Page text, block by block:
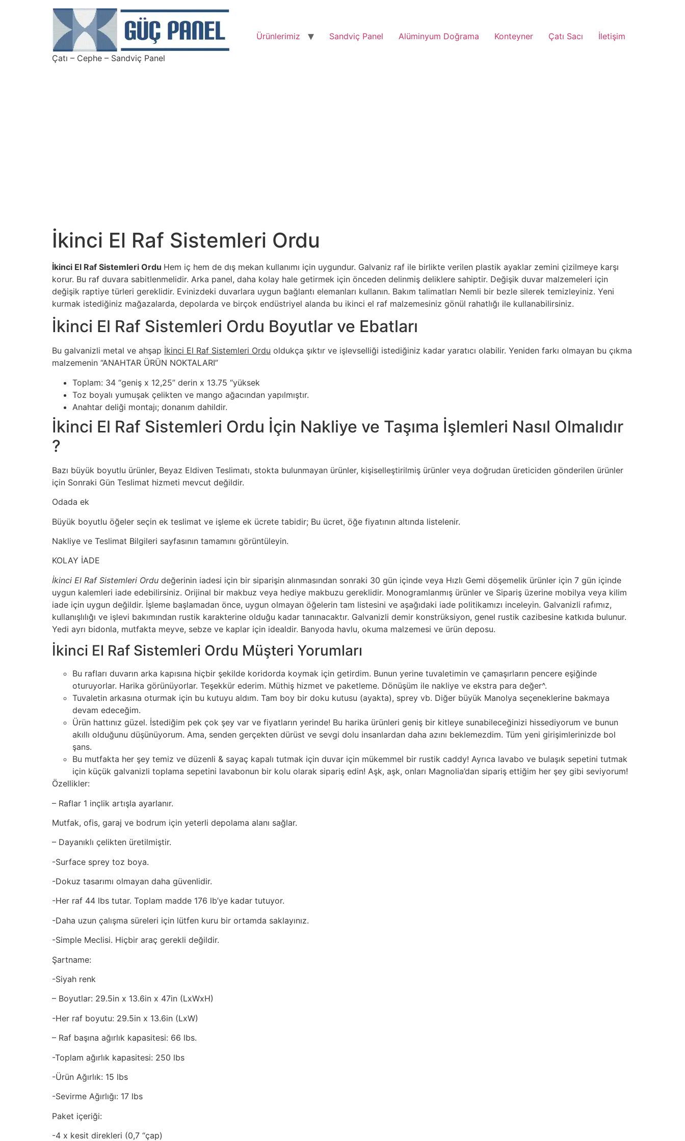
Çatı – Cephe – Sandviç Panel
Ürünlerimiz Sandviç Panel Alüminyum Doğrama Konteyner Çatı Sacı İletişim
İkinci El Raf Sistemleri Ordu
İkinci El Raf Sistemleri Ordu Hem iç hem de dış mekan kullanımı için uygundur. Galvaniz raf ile birlikte verilen plastik ayaklar zemini çizilmeye karşı
korur. Bu raf duvara sabitlenmelidir. Arka panel, daha kolay hale getirmek için önceden delinmiş deliklere sahiptir. Değişik duvar malzemeleri için
değişik raptiye türleri gereklidir. Evinizdeki duvarlara uygun bağlantı elemanları kullanın. Bakım talimatları Nemli bir bezle silerek temizleyiniz. Yeni
kurmak istediğiniz mağazalarda, depolarda ve birçok endüstriyel alanda bu ikinci el raf malzemesiniz gönül rahatlığı ile kullanabilirsiniz.
İkinci El Raf Sistemleri Ordu Boyutlar ve Ebatları
Bu galvanizli metal ve ahşap İkinci El Raf Sistemleri Ordu oldukça şıktır ve işlevselliği istediğiniz kadar yaratıcı olabilir. Yeniden farkı olmayan bu çıkma
malzemenin “ANAHTAR ÜRÜN NOKTALARI”
Toplam: 34 “geniş x 12,25” derin x 13.75 “yüksek
Toz boyalı yumuşak çelikten ve mango ağacından yapılmıştır.
Anahtar deliği montajı; donanım dahildir.
İkinci El Raf Sistemleri Ordu İçin Nakliye ve Taşıma İşlemleri Nasıl Olmalıdır
?
Bazı büyük boyutlu ürünler, Beyaz Eldiven Teslimatı, stokta bulunmayan ürünler, kişiselleştirilmiş ürünler veya doğrudan üreticiden gönderilen ürünler
için Sonraki Gün Teslimat hizmeti mevcut değildir.
Odada ek
Büyük boyutlu öğeler seçin ek teslimat ve işleme ek ücrete tabidir; Bu ücret, öğe fiyatının altında listelenir.
Nakliye ve Teslimat Bilgileri sayfasının tamamını görüntüleyin.
KOLAY İADE
İkinci El Raf Sistemleri Ordu değerinin iadesi için bir siparişin alınmasından sonraki 30 gün içinde veya Hızlı Gemi döşemelik ürünler için 7 gün içinde
uygun kalemleri iade edebilirsiniz. Orijinal bir makbuz veya hediye makbuzu gereklidir. Monogramlanmış ürünler ve Sipariş üzerine mobilya veya kilim
iade için uygun değildir. İşleme başlamadan önce, uygun olmayan öğelerin tam listesini ve aşağıdaki iade politikamızı inceleyin. Galvanizli rafımız,
kullanışlılığı ve işlevi bakımından rustik karakterine olduğu kadar tanınacaktır. Galvanizli demir konstrüksiyon, genel rustik cazibesine katkıda bulunur.
Yedi ayrı bidonla, mutfakta meyve, sebze ve kaplar için idealdir. Banyoda havlu, okuma malzemesi ve ürün deposu.
İkinci El Raf Sistemleri Ordu Müşteri Yorumları
Bu rafları duvarın arka kapısına hiçbir şekilde koridorda koymak için getirdim. Bunun yerine tuvaletimin ve çamaşırların pencere eşiğinde
oturuyorlar. Harika görünüyorlar. Teşekkür ederim. Müthiş hizmet ve paketleme. Dönüşüm ile nakliye ve ekstra para değer^.
Tuvaletin arkasına oturmak için bu kutuyu aldım. Tam boy bir doku kutusu (ayakta), sprey vb. Diğer büyük Manolya seçeneklerine bakmaya
devam edeceğim.
Ürün hattınız güzel. İstediğim pek çok şey var ve fiyatların yerinde! Bu harika ürünleri geniş bir kitleye sunabileceğinizi hissediyorum ve bunun
akıllı olduğunu düşünüyorum. Ama, senden gerçekten dürüst ve sevgi dolu insanlardan daha azını beklemezdim. Tüm yeni girişimlerinizde bol
şans.
Bu mutfakta her şey temiz ve düzenli & sayaç kapalı tutmak için duvar için mükemmel bir rustik caddy! Ayrıca lavabo ve bulaşık sepetini tutmak
için küçük galvanizli toplama sepetini lavabonun bir kolu olarak sipariş edin! Aşk, aşk, onları Magnolia’dan sipariş ettiğim her şey gibi seviyorum!
Özellikler:
– Raflar 1 inçlik artışla ayarlanır.
Mutfak, ofis, garaj ve bodrum için yeterli depolama alanı sağlar.
– Dayanıklı çelikten üretilmiştir.
-Surface sprey toz boya.
-Dokuz tasarımı olmayan daha güvenlidir.
-Her raf 44 lbs tutar. Toplam madde 176 lb’ye kadar tutuyor.
-Daha uzun çalışma süreleri için lütfen kuru bir ortamda saklayınız.
-Simple Meclisi. Hiçbir araç gerekli değildir.
Şartname:
-Siyah renk
– Boyutlar: 29.5in x 13.6in x 47in (LxWxH)
-Her raf boyutu: 29.5in x 13.6in (LxW)
– Raf başına ağırlık kapasitesi: 66 lbs.
-Toplam ağırlık kapasitesi: 250 lbs
-Ürün Ağırlık: 15 lbs
-Sevirme Ağırlığı: 17 lbs
Paket içeriği:
-4 x kesit direkleri (0,7 “çap)